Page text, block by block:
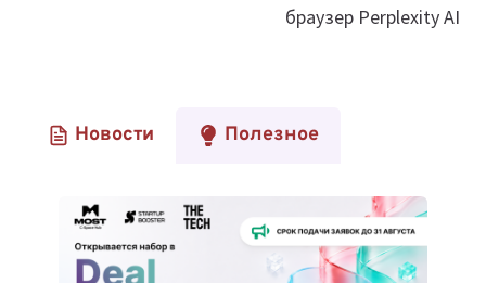
браузер Perplexity AI
Новости Полезное